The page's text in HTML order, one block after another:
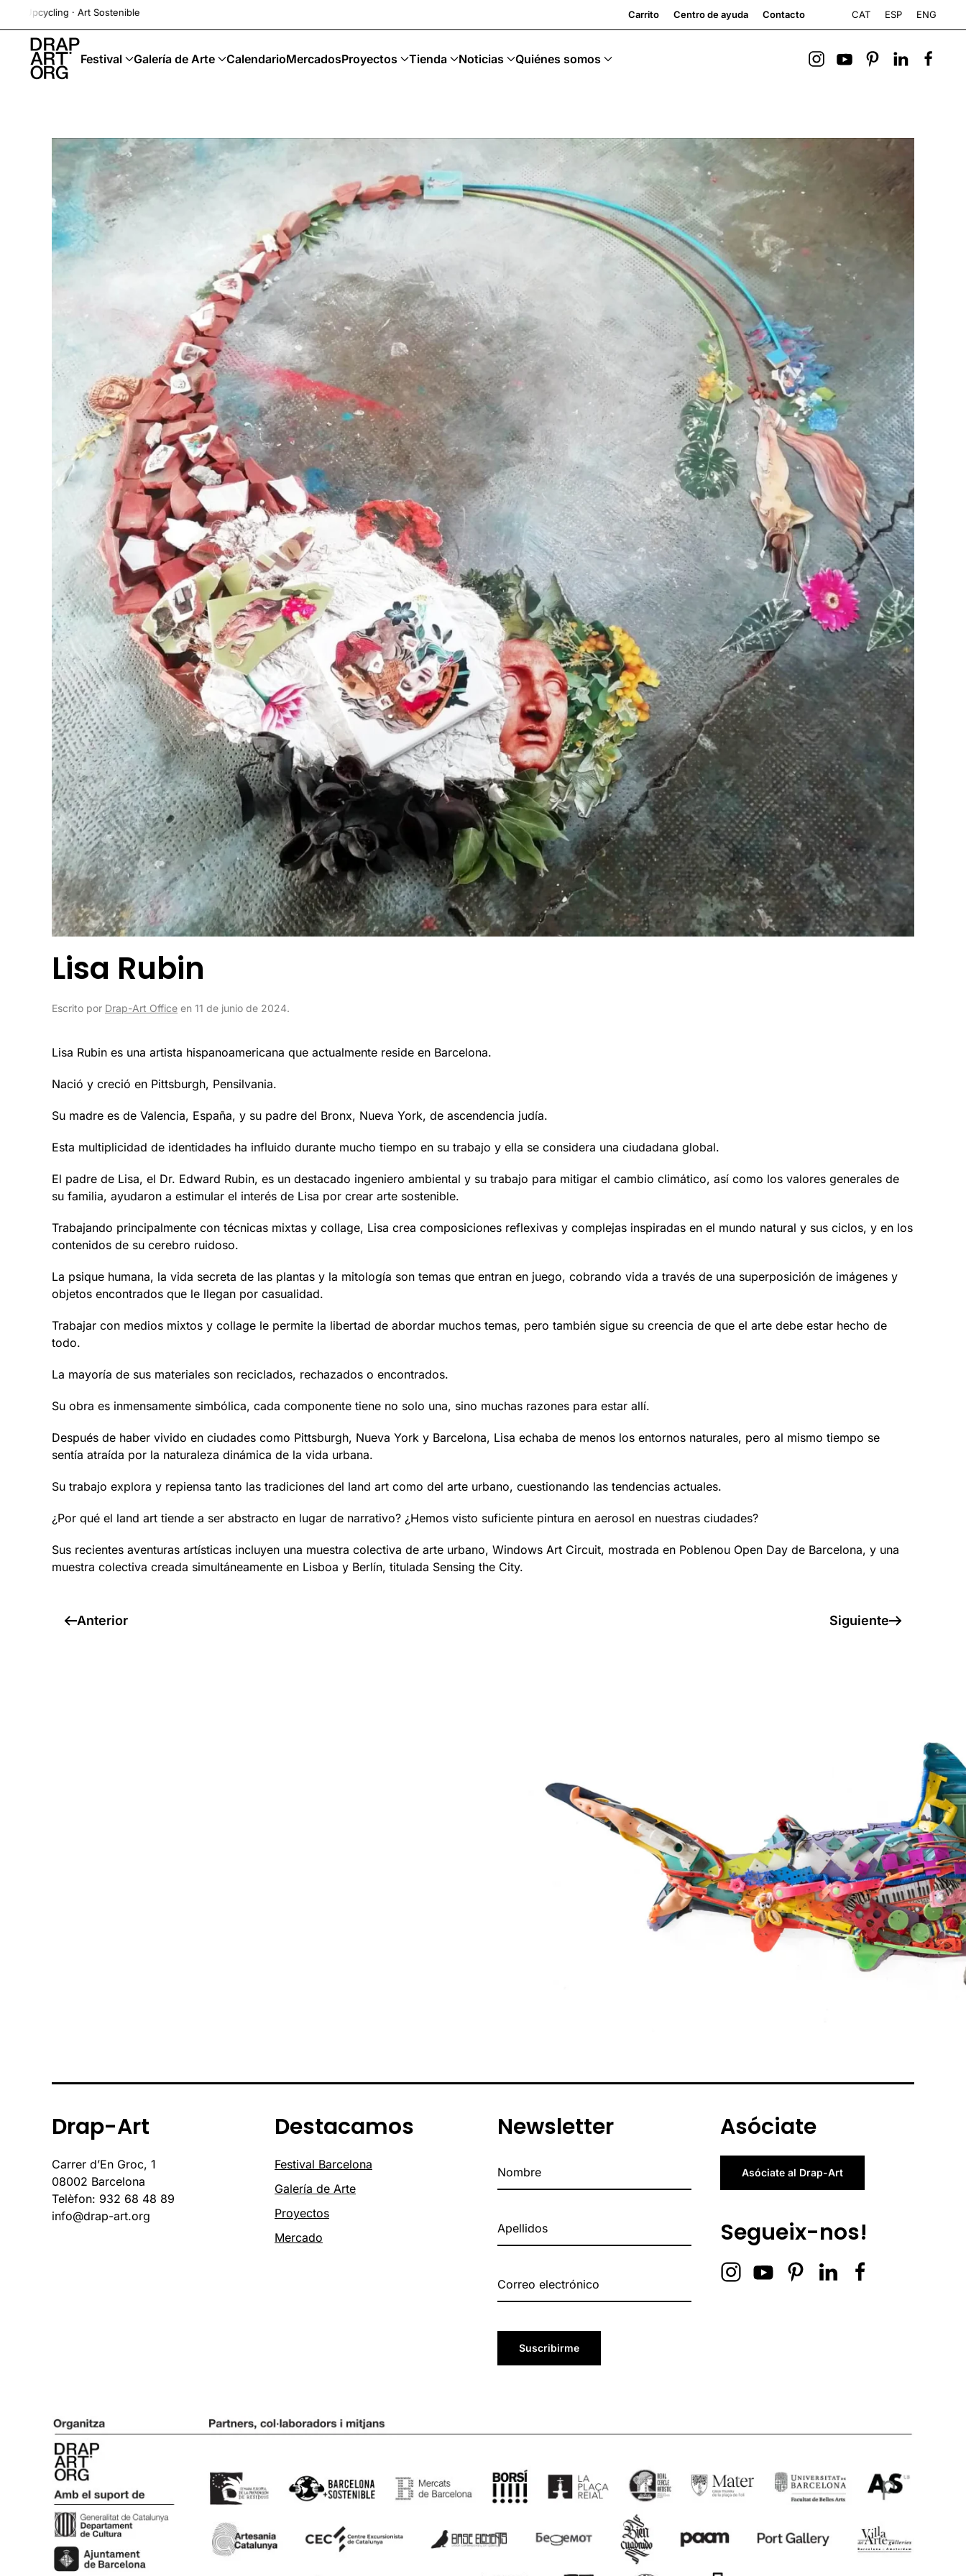
Ir al contenido principal
Carrito Centro de ayuda Contacto CAT ESP ENG
Festival Galería de Arte CalendarioMercadosProyectos Tienda Noticias Quiénes somos
Lisa Rubin
Escrito por Drap-Art Office en 11 de junio de 2024.
Lisa Rubin es una artista hispanoamericana que actualmente reside en Barcelona.
Nació y creció en Pittsburgh, Pensilvania.
Su madre es de Valencia, España, y su padre del Bronx, Nueva York, de ascendencia judía.
Esta multiplicidad de identidades ha influido durante mucho tiempo en su trabajo y ella se considera una ciudadana global.
El padre de Lisa, el Dr. Edward Rubin, es un destacado ingeniero ambiental y su trabajo para mitigar el cambio climático, así como los valores generales de
su familia, ayudaron a estimular el interés de Lisa por crear arte sostenible.
Trabajando principalmente con técnicas mixtas y collage, Lisa crea composiciones reflexivas y complejas inspiradas en el mundo natural y sus ciclos, y en los
contenidos de su cerebro ruidoso.
La psique humana, la vida secreta de las plantas y la mitología son temas que entran en juego, cobrando vida a través de una superposición de imágenes y
objetos encontrados que le llegan por casualidad.
Trabajar con medios mixtos y collage le permite la libertad de abordar muchos temas, pero también sigue su creencia de que el arte debe estar hecho de
todo.
La mayoría de sus materiales son reciclados, rechazados o encontrados.
Su obra es inmensamente simbólica, cada componente tiene no solo una, sino muchas razones para estar allí.
Después de haber vivido en ciudades como Pittsburgh, Nueva York y Barcelona, Lisa echaba de menos los entornos naturales, pero al mismo tiempo se
sentía atraída por la naturaleza dinámica de la vida urbana.
Su trabajo explora y repiensa tanto las tradiciones del land art como del arte urbano, cuestionando las tendencias actuales.
¿Por qué el land art tiende a ser abstracto en lugar de narrativo? ¿Hemos visto suficiente pintura en aerosol en nuestras ciudades?
Sus recientes aventuras artísticas incluyen una muestra colectiva de arte urbano, Windows Art Circuit, mostrada en Poblenou Open Day de Barcelona, y una
muestra colectiva creada simultáneamente en Lisboa y Berlín, titulada Sensing the City.
Anterior Siguiente
Drap-Art
Carrer d’En Groc, 1
08002 Barcelona
Telèfon: 932 68 48 89
info@drap-art.org
Destacamos
Festival Barcelona
Galería de Arte
Proyectos
Mercado
Newsletter
Suscribirme
Asóciate
Asóciate al Drap-Art
Segueix-nos!